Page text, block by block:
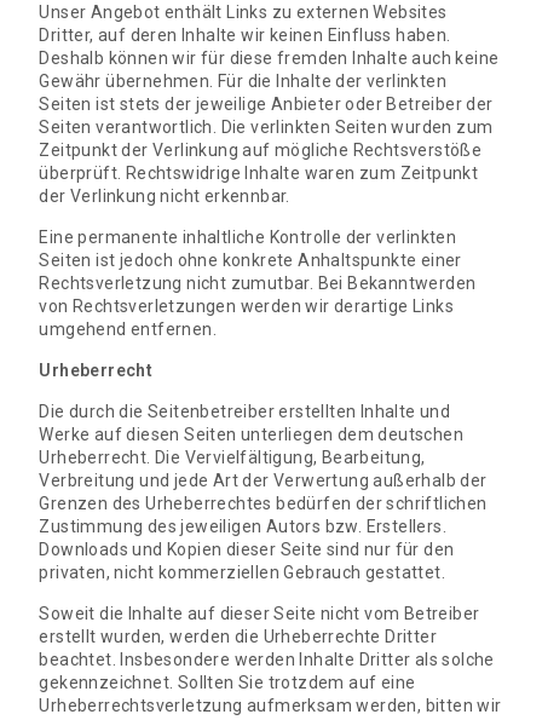
Unser Angebot enthält Links zu externen Websites
Dritter, auf deren Inhalte wir keinen Einfluss haben.
Deshalb können wir für diese fremden Inhalte auch keine
Gewähr übernehmen. Für die Inhalte der verlinkten
Seiten ist stets der jeweilige Anbieter oder Betreiber der
Seiten verantwortlich. Die verlinkten Seiten wurden zum
Zeitpunkt der Verlinkung auf mögliche Rechtsverstöße
überprüft. Rechtswidrige Inhalte waren zum Zeitpunkt
der Verlinkung nicht erkennbar.
Eine permanente inhaltliche Kontrolle der verlinkten
Seiten ist jedoch ohne konkrete Anhaltspunkte einer
Rechtsverletzung nicht zumutbar. Bei Bekanntwerden
von Rechtsverletzungen werden wir derartige Links
umgehend entfernen.
Urheberrecht
Die durch die Seitenbetreiber erstellten Inhalte und
Werke auf diesen Seiten unterliegen dem deutschen
Urheberrecht. Die Vervielfältigung, Bearbeitung,
Verbreitung und jede Art der Verwertung außerhalb der
Grenzen des Urheberrechtes bedürfen der schriftlichen
Zustimmung des jeweiligen Autors bzw. Erstellers.
Downloads und Kopien dieser Seite sind nur für den
privaten, nicht kommerziellen Gebrauch gestattet.
Soweit die Inhalte auf dieser Seite nicht vom Betreiber
erstellt wurden, werden die Urheberrechte Dritter
beachtet. Insbesondere werden Inhalte Dritter als solche
gekennzeichnet. Sollten Sie trotzdem auf eine
Urheberrechtsverletzung aufmerksam werden, bitten wir